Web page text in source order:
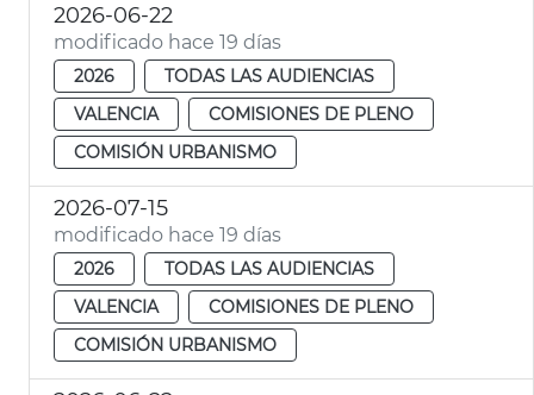
2026-06-22
modificado hace 19 días
2026
TODAS LAS AUDIENCIAS
VALENCIA
COMISIONES DE PLENO
COMISIÓN URBANISMO
2026-07-15
modificado hace 19 días
2026
TODAS LAS AUDIENCIAS
VALENCIA
COMISIONES DE PLENO
COMISIÓN URBANISMO